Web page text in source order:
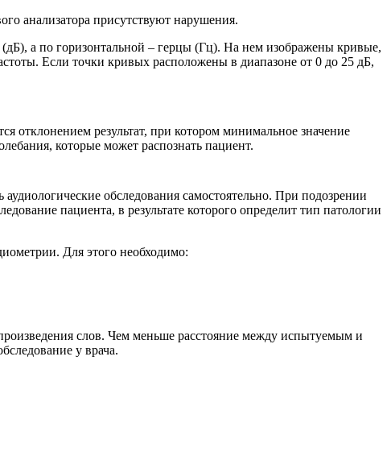
анализатора присутствуют нарушения.
а по горизонтальной – герцы (Гц). На нем изображены кривые,
Если точки кривых расположены в диапазоне от 0 до 25 дБ,
отклонением результат, при котором минимальное значение
которые может распознать пациент.
обследования самостоятельно. При подозрении
пациента, в результате которого определит тип патологии
Для этого необходимо:
слов. Чем меньше расстояние между испытуемым и
у врача.